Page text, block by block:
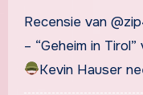
Recensie van @zip4ever (Kevin) via een blogtour
– “Geheim in
Kevin Hauser